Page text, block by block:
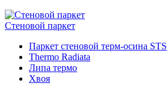
Стеновой паркет
Паркет стеновой терм-осина STS
Thermo Radiata
Липа термо
Хвоя